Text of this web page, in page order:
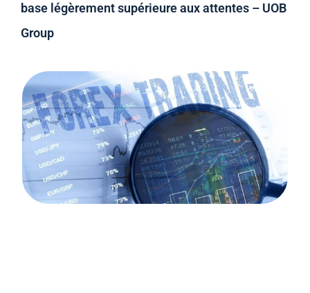
base légèrement supérieure aux attentes – UOB
Group